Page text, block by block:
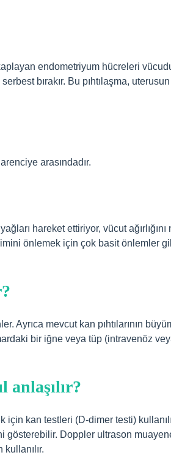
endometriyum hücreleri
bırakır. Bu pıhtılaşma,
arasındadır.
hareket ettiriyor, vücut ağırlığını
önlemek için çok basit önlemler
Ayrıca mevcut kan pıhtılarının
bir iğne veya tüp (intravenöz
anlaşılır?
için kan testleri (D-dimer testi)
gösterebilir. Doppler ultrason